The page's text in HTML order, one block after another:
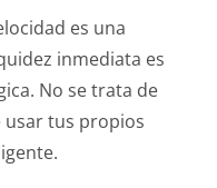
es una
inmediata es
No se trata de
usar tus propios